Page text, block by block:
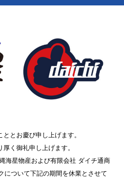
とお慶び申し上げます。
く御礼申し上げます。
海星物産および有限会社 ダイチ通商
について下記の期間を休業とさせて